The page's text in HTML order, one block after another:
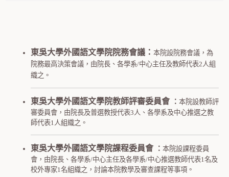
東吳大學外國語文學院院務會議： 本院設院務會議，為
院務最高決策會議，由院長、各學系/中心主任及教師代表2人組
織之。
東吳大學外國語文學院教師評審委員會： 本院設教師評
審委員會，由院長及普選教授代表3人、各學系及中心推選之教
師代表1人組織之。
東吳大學外國語文學院課程委員會： 本院設課程委員
會，由院長、各學系/中心主任及各學系/中心推選教師代表1名及
校外專家1名組織之，討論本院教學及審查課程等事項。